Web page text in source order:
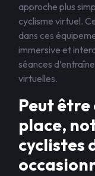
approche plus
cyclisme virtuel.
dans ces
immersive et
séances
virtuelles.
Peut être
place,
cyclistes